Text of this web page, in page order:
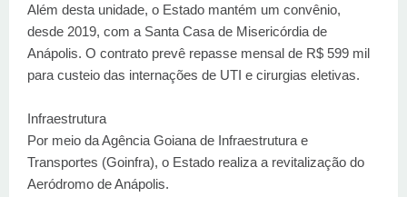
Além desta unidade, o Estado mantém um convênio,
desde 2019, com a Santa Casa de Misericórdia de
Anápolis. O contrato prevê repasse mensal de R$ 599 mil
para custeio das internações de UTI e cirurgias eletivas.
Infraestrutura
Por meio da Agência Goiana de Infraestrutura e
Transportes (Goinfra), o Estado realiza a revitalização do
Aeródromo de Anápolis.